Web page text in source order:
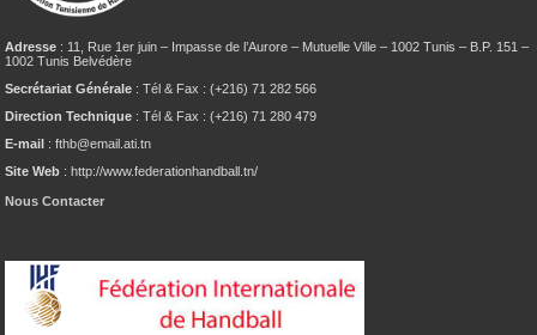
Adresse : 11, Rue 1er juin – Impasse de l’Aurore – Mutuelle Ville – 1002 Tunis – B.P. 151 –
1002 Tunis Belvédère
Secrétariat Générale : Tél & Fax : (+216) 71 282 566
Direction Technique : Tél & Fax : (+216) 71 280 479
E-mail : fthb@email.ati.tn
Site Web : http://www.federationhandball.tn/
Nous Contacter